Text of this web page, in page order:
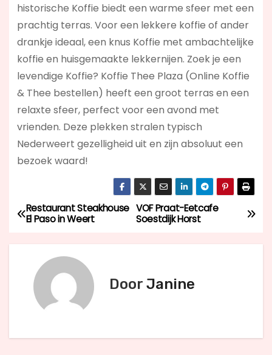
historische Koffie biedt een warme sfeer met een
prachtig terras. Voor een lekkere koffie of ander
drankje ideaal, een knus Koffie met ambachtelijke
koffie en huisgemaakte lekkernijen. Zoek je een
levendige Koffie? Koffie Thee Plaza (Online Koffie
& Thee bestellen) heeft een groot terras en een
relaxte sfeer, perfect voor een avond met
vrienden. Deze plekken stralen typisch
Nederweert gezelligheid uit en zijn absoluut een
bezoek waard!
B
e
h
VOF Praat-Eetcafe
Soestdijk Horst
Restaurant Steakhouse
El Paso in Weert
Door Janine